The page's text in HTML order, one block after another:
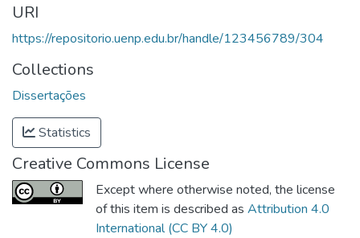
URI
https://repositorio.uenp.edu.br/handle/123456789/304
Collections
Dissertações
Statistics
Creative Commons License
Except where otherwise noted, the license
of this item is described as Attribution 4.0
International (CC BY 4.0)